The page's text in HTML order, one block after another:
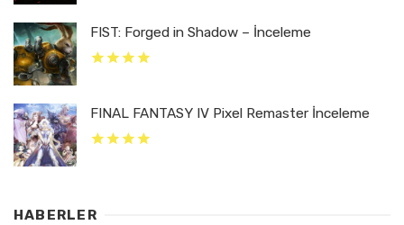
FIST: Forged in Shadow – İnceleme
FINAL FANTASY IV Pixel Remaster İnceleme
HABERLER